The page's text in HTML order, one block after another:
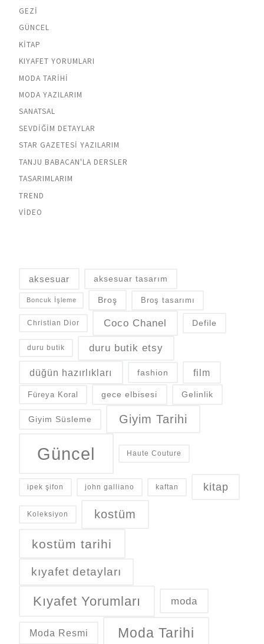
GEZI
GÜNCEL
KITAP
KIYAFET YORUMLARI
MODA TARIHI
MODA YAZILARIM
SANATSAL
SEVDIĞIM DETAYLAR
STAR GAZETESI YAZILARIM
TANJU BABACAN'LA DERSLER
TASARIMLARIM
TREND
VIDEO
aksesuar aksesuar tasarım
Boncuk İşleme Broş Broş tasarımı
Christian Dior Coco Chanel Defile
duru butik duru butik etsy
düğün hazırlıkları fashion film
Füreya Koral gece elbisesi Gelinlik
Giyim Süsleme Giyim Tarihi
Güncel Haute Couture
ipek şifon john galliano kaftan kitap
Koleksiyon kostüm
kostüm tarihi
kıyafet detayları
Kıyafet Yorumları moda
Moda Resmi Moda Tarihi